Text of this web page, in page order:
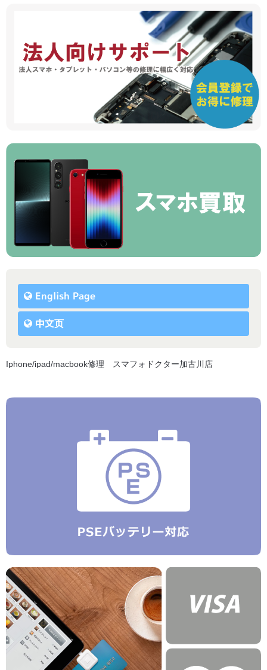
English Page
中文页
Iphone/ipad/macbook修理 スマフォドクター加古川店